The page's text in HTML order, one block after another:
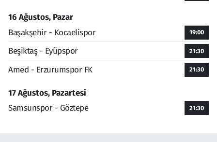
16 Ağustos, Pazar
Başakşehir - Kocaelispor
19:00
Beşiktaş - Eyüpspor 21:30
Amed - Erzurumspor FK 21:30
17 Ağustos, Pazartesi
Samsunspor - Göztepe
21:30